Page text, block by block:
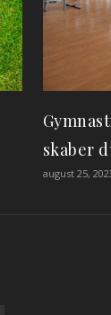
skaber
august 25,